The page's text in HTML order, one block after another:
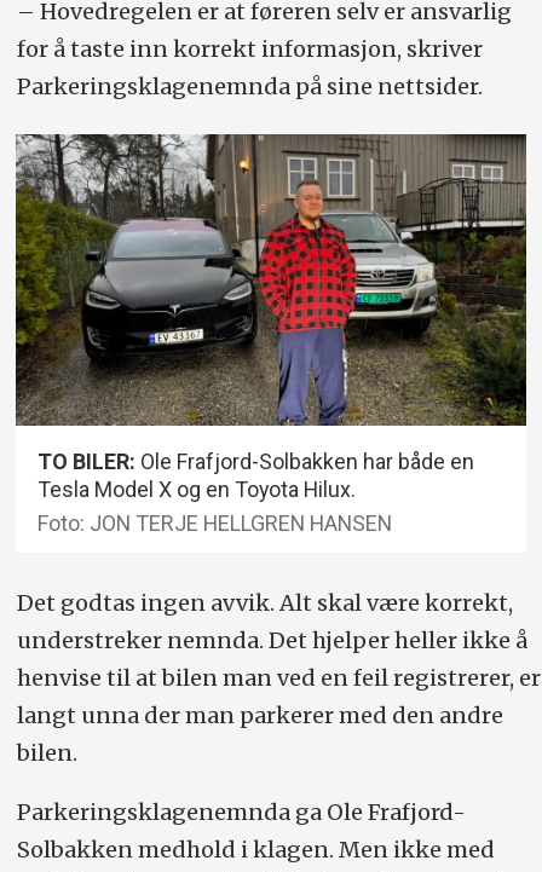
– Hovedregelen er at føreren selv er ansvarlig
for å taste inn korrekt informasjon, skriver
Parkeringsklagenemnda på sine nettsider.
TO BILER: Ole Frafjord-Solbakken har både en
Tesla Model X og en Toyota Hilux.
Foto: JON TERJE HELLGREN HANSEN
Det godtas ingen avvik. Alt skal være korrekt,
understreker nemnda. Det hjelper heller ikke å
henvise til at bilen man ved en feil registrerer, er
langt unna der man parkerer med den andre
bilen.
Parkeringsklagenemnda ga Ole Frafjord-
Solbakken medhold i klagen. Men ikke med